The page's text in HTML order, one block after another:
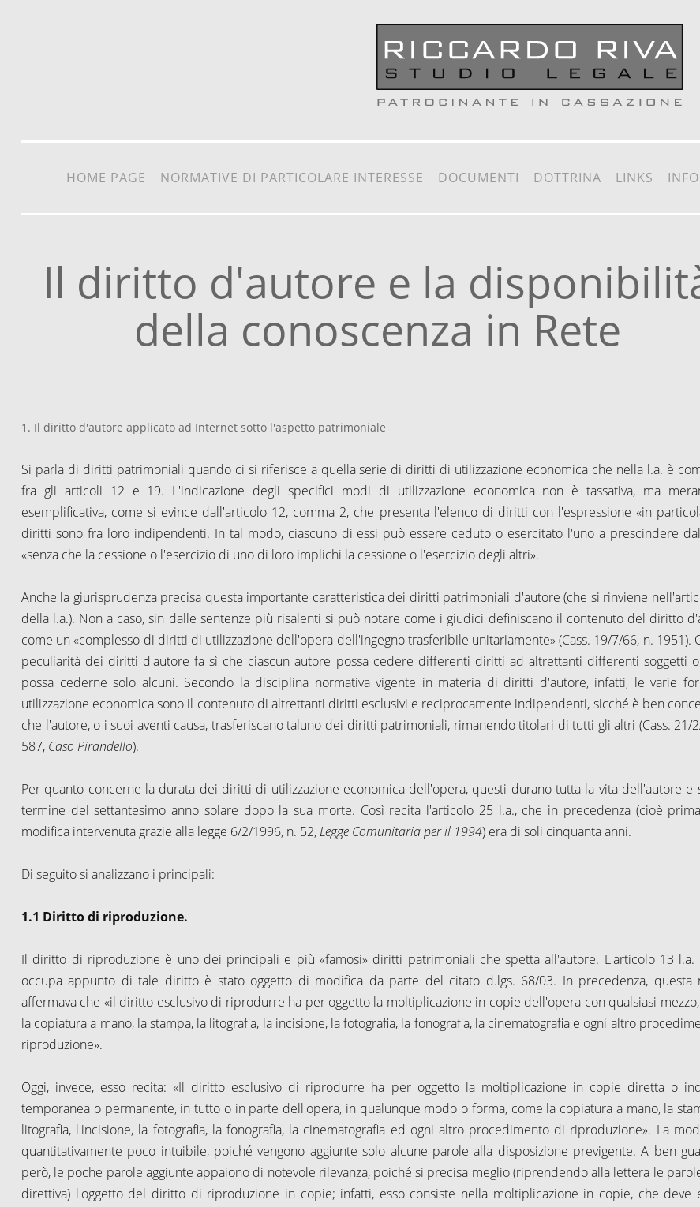
HOME PAGE NORMATIVE DI PARTICOLARE INTERESSE DOCUMENTI DOTTRINA LINKS
Il diritto d'autore e la
della conoscenza in Rete
1. Il diritto d'autore applicato ad Internet sotto l'aspetto patrimoniale
Si parla di diritti patrimoniali quando ci si riferisce a quella serie di diritti di utilizzazione economica che nella l.a. è
fra gli articoli 12 e 19. L'indicazione degli specifici modi di utilizzazione economica non è tassativa, ma
esemplificativa, come si evince dall'articolo 12, comma 2, che presenta l'elenco di diritti con l'espressione «in
diritti sono fra loro indipendenti. In tal modo, ciascuno di essi può essere ceduto o esercitato l'uno a prescindere
«senza che la cessione o l'esercizio di uno di loro implichi la cessione o l'esercizio degli altri».
Anche la giurisprudenza precisa questa importante caratteristica dei diritti patrimoniali d'autore (che si rinviene
della l.a.). Non a caso, sin dalle sentenze più risalenti si può notare come i giudici definiscano il contenuto del diritto
come un «complesso di diritti di utilizzazione dell'opera dell'ingegno trasferibile unitariamente» (Cass. 19/7/66, n. 1951).
peculiarità dei diritti d'autore fa sì che ciascun autore possa cedere differenti diritti ad altrettanti differenti soggetti
possa cederne solo alcuni. Secondo la disciplina normativa vigente in materia di diritti d'autore, infatti, le varie
utilizzazione economica sono il contenuto di altrettanti diritti esclusivi e reciprocamente indipendenti, sicché è ben
che l'autore, o i suoi aventi causa, trasferiscano taluno dei diritti patrimoniali, rimanendo titolari di tutti gli altri (Cass. 21/
587, Caso Pirandello).
Per quanto concerne la durata dei diritti di utilizzazione economica dell'opera, questi durano tutta la vita dell'autore e
termine del settantesimo anno solare dopo la sua morte. Così recita l'articolo 25 l.a., che in precedenza (cioè
modifica intervenuta grazie alla legge 6/2/1996, n. 52, Legge Comunitaria per il 1994) era di soli cinquanta anni.
Di seguito si analizzano i principali:
1.1 Diritto di riproduzione.
Il diritto di riproduzione è uno dei principali e più «famosi» diritti patrimoniali che spetta all'autore. L'articolo 13 l.a.
occupa appunto di tale diritto è stato oggetto di modifica da parte del citato d.lgs. 68/03. In precedenza, questa
affermava che «il diritto esclusivo di riprodurre ha per oggetto la moltiplicazione in copie dell'opera con qualsiasi
la copiatura a mano, la stampa, la litografia, la incisione, la fotografia, la fonografia, la cinematografia e ogni altro
riproduzione».
Oggi, invece, esso recita: «Il diritto esclusivo di riprodurre ha per oggetto la moltiplicazione in copie diretta o
temporanea o permanente, in tutto o in parte dell'opera, in qualunque modo o forma, come la copiatura a mano, la
litografia, l'incisione, la fotografia, la fonografia, la cinematografia ed ogni altro procedimento di riproduzione». La
quantitativamente poco intuibile, poiché vengono aggiunte solo alcune parole alla disposizione previgente. A ben
però, le poche parole aggiunte appaiono di notevole rilevanza, poiché si precisa meglio (riprendendo alla lettera le
direttiva) l'oggetto del diritto di riproduzione in copie; infatti, esso consiste nella moltiplicazione in copie, che deve